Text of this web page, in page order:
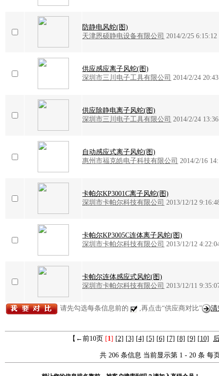
防静电风蛇(图)
天津恩硕静电设备有限公司
2014/2/25 6:15:12
供应感应离子风蛇(图)
深圳市三川电子工具有限公司 2014/2/24
供应除静电离子风蛇(图)
深圳市三川电子工具有限公司
2014/2/24
自动感应式离子风蛇(图)
惠州市福克皓电子科技有限公司 2014/2/16
卡帕尔KP3001C离子风蛇(图)
深圳市卡帕尔科技有限公司
2013/12/12
卡帕尔KP3005C连体离子风蛇(图)
深圳市卡帕尔科技有限公司 2013/12/12
卡帕尔连体感应式风蛇(图)
深圳市卡帕尔科技有限公司
2013/12/11
请先勾选每条信息前的 ,再点击“供应商对比” 清
【←前10页 [1] [2] [3] [4] [5] [6] [7] [8] [9] [10]
共 206 条信息 当前显示第 1 - 20 条 每